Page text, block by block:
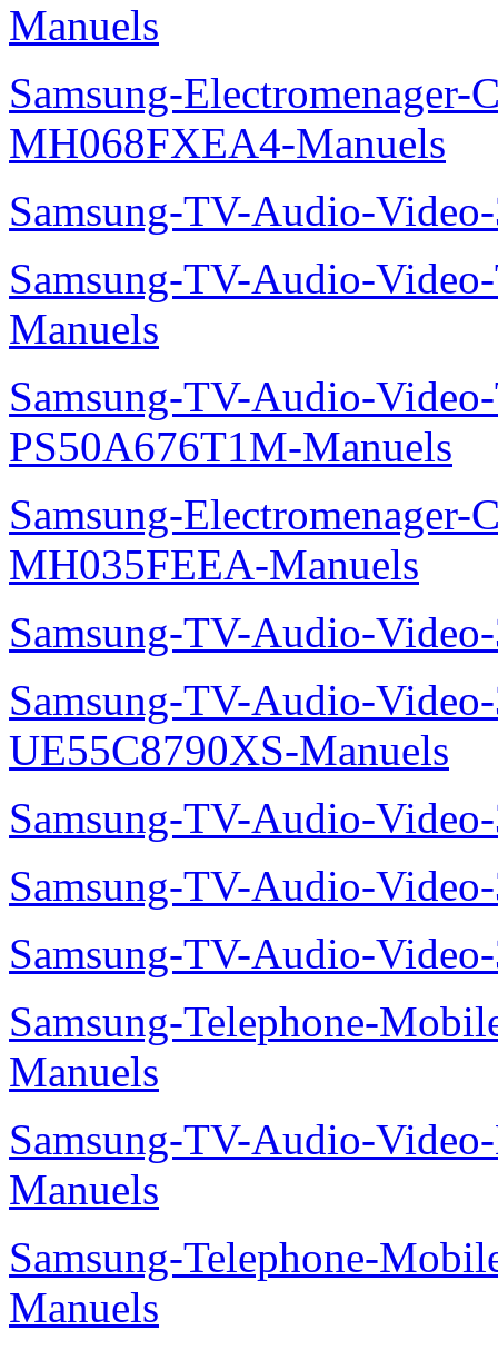
Manuels
Samsung-Electromenager-
MH068FXEA4-Manuels
Samsung-TV-Audio-
Samsung-TV-Audio-
Manuels
Samsung-TV-Audio-
PS50A676T1M-Manuels
Samsung-Electromenager-
MH035FEEA-Manuels
Samsung-TV-Audio-
Samsung-TV-Audio-
UE55C8790XS-Manuels
Samsung-TV-Audio-
Samsung-TV-Audio-
Samsung-TV-Audio-
Samsung-Telephone-
Manuels
Samsung-TV-Audio-
Manuels
Samsung-Telephone-
Manuels